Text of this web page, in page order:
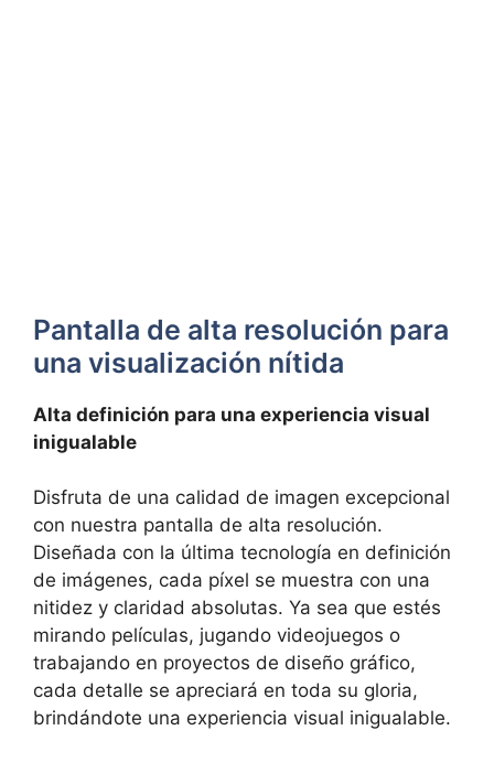
Pantalla de alta‍ resolución⁢ para
una⁣ visualización nítida
Alta definición para una experiencia ‌visual
⁤inigualable
Disfruta de una calidad de imagen excepcional
con nuestra pantalla de alta resolución.
Diseñada⁣ con la última ​tecnología en definición
de⁤ imágenes, cada⁤ píxel se muestra con ⁣una
nitidez y claridad absolutas. Ya sea que ​estés
mirando películas, jugando videojuegos o
trabajando en proyectos de‌ diseño gráfico,
cada detalle se apreciará en toda su gloria,⁢
brindándote una experiencia visual inigualable.